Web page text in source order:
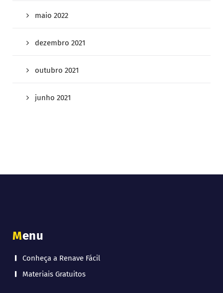
maio 2022
dezembro 2021
outubro 2021
junho 2021
Menu
Conheça a Renave Fácil
Materiais Gratuitos